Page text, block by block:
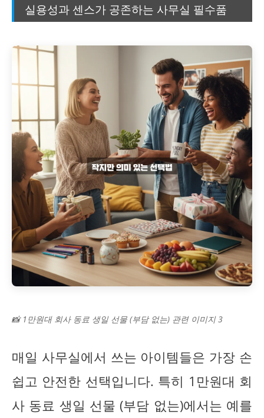
실용성과 센스가 공존하는 사무실 필수품
📸 1만원대 회사 동료 생일 선물 (부담 없는) 관련 이미지 3
매일 사무실에서 쓰는 아이템들은 가장 손
쉽고 안전한 선택입니다. 특히 1만원대 회
사 동료 생일 선물 (부담 없는)에서는 예를